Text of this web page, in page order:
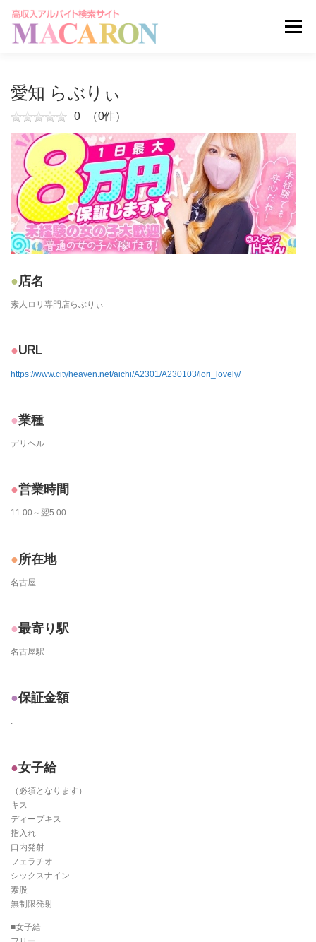
メニュー
掲載申し込みはこちら
愛知 らぶりぃ
0 （0件）
店名
素人ロリ専門店らぶりぃ
URL
https://www.cityheaven.net/aichi/A2301/A230103/lori_lovely/
業種
デリヘル
営業時間
11:00～翌5:00
所在地
名古屋
最寄り駅
名古屋駅
保証金額
.
女子給
（必須となります）
キス
ディープキス
指入れ
口内発射
フェラチオ
シックスナイン
素股
無制限発射
■女子給